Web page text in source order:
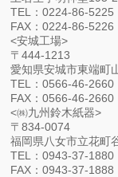
TEL：0224-86-5225
FAX：0224-86-5226
<安城工場>
〒444-1213
愛知県安城市東端町
TEL：0566-46-2660
FAX：0566-46-2660
<㈱九州鈴木紙器>
〒834-0074
福岡県八女市立花町
TEL：0943-37-1880
FAX：0943-37-1888